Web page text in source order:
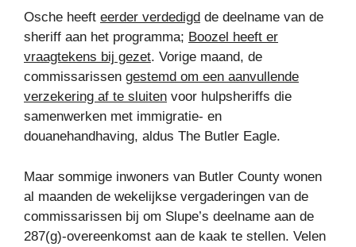
Osche heeft eerder verdedigd de deelname van de
sheriff aan het programma; Boozel heeft er
vraagtekens bij gezet. Vorige maand, de
commissarissen gestemd om een ​​aanvullende
verzekering af te sluiten voor hulpsheriffs die
samenwerken met immigratie- en
douanehandhaving, aldus The Butler Eagle.
Maar sommige inwoners van Butler County wonen
al maanden de wekelijkse vergaderingen van de
commissarissen bij om Slupe’s deelname aan de
287(g)-overeenkomst aan de kaak te stellen. Velen